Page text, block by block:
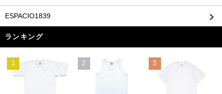
ESPACIO1839
ランキング
1 2 3